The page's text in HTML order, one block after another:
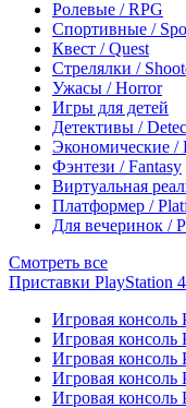
Ролевые / RPG
Спортивные /
Квест / Quest
Стрелялки /
Ужасы / Horror
Игры для детей
Детективы /
Экономические /
Фэнтези / Fantasy
Виртуальная
Платформер /
Для вечеринок /
Смотреть все
Приставки PlayStation 4
Игровая консоль
Игровая консоль
Игровая консоль
Игровая консоль
Игровая консоль